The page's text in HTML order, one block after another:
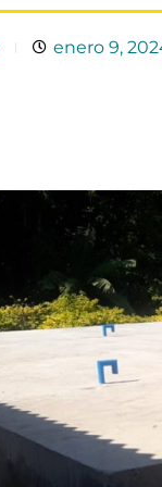
enero 9,